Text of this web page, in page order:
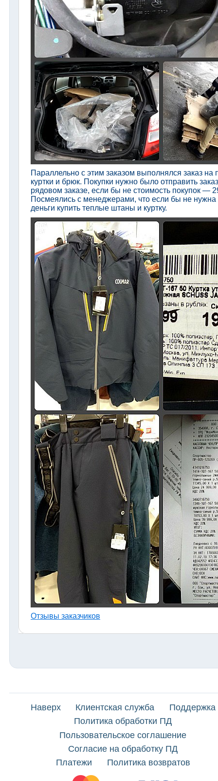
Параллельно с этим заказом выполнялся заказ
куртки и брюк. Покупки нужно было отправить
рядовом заказе, если бы не стоимость покупок —
Посмеялись с менеджерами, что если бы не
деньги купить теплые штаны и куртку.
Отзывы заказчиков
Наверх Клиентская служба
Поддержка
Политика обработки ПД
Пользовательское соглашение
Согласие на обработку ПД
Платежи
Политика возвратов